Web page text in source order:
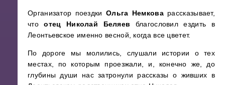
Организатор поездки Ольга Немковарассказывает,
чтоотец Николай Беляев благословил ездить в
Леонтьевское именно весной, когда все цветет.
По дороге мы молились, слушали истории о тех
местах, по которым проезжали, и, конечно же, до
глубины души нас затронули рассказы о живших в